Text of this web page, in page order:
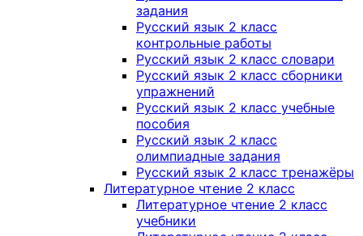
задания
Русский язык 2 класс
контрольные работы
Русский язык 2 класс словари
Русский язык 2 класс сборники
упражнений
Русский язык 2 класс учебные
пособия
Русский язык 2 класс
олимпиадные задания
Русский язык 2 класс тренажёры
Литературное чтение 2 класс
Литературное чтение 2 класс
учебники